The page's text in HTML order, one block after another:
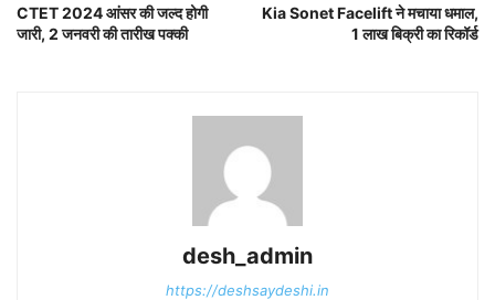
CTET 2024 आंसर की जल्द होगी
जारी, 2 जनवरी की तारीख पक्की
Kia Sonet Facelift ने मचाया धमाल,
1 लाख बिक्री का रिकॉर्ड
desh_admin
https://deshsaydeshi.in